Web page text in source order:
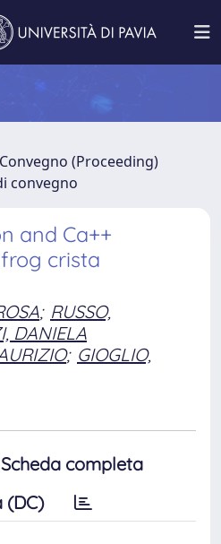
(Proceeding)
convegno
and Ca++
crista
; RUSSO,
DANIELA
; GIOGLIO,
Scheda completa
(DC)